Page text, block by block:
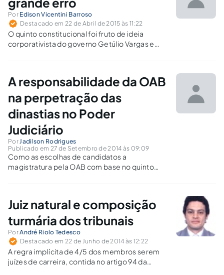
Por Edison Vicentini Barroso
Destacado em 22 de Abril de 2015 às 11:22
O quinto constitucional foi fruto de ideia
corporativista do governo Getúlio Vargas e
vez – do que mantido, com variação de
A responsabilidade da OAB
na perpetração das
dinastias no Poder
Judiciário
PorJadilson Rodrigues
Publicado em 27 de Setembro de 2014 às 09:09
Como as escolhas de candidatos a
magistratura pela OAB com base no quinto
dinastias no Poder Judiciário.
Juiz natural e composição
turmária dos tribunais
PorAndré Riolo Tedesco
Destacado em 22 de Junho de 2014 às 12:22
A regra implícita de 4/5 dos membros serem
juízes de carreira, contida no artigo 94 da